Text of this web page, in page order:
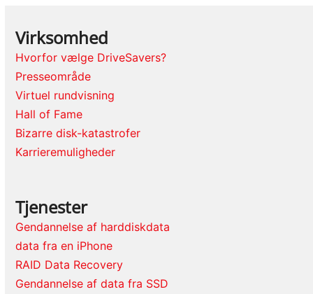
Virksomhed
Hvorfor vælge DriveSavers?
Presseområde
Virtuel rundvisning
Hall of Fame
Bizarre disk-katastrofer
Karrieremuligheder
Tjenester
Gendannelse af harddiskdata
data fra en iPhone
RAID Data Recovery
Gendannelse af data fra SSD